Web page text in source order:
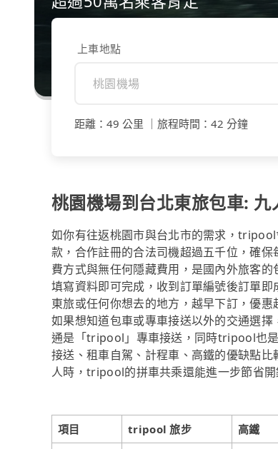
上車地點
距離 ： 49 公里 旅程時間 ： 42 分鐘
桃園機場到台北東旅包車:
如你有往返桃園市與台北市的需求，
款，合作註冊的合法司機超過五千位，確
費方式與無任何隱藏費用，是國內外旅客
填寫資料即可完成，收到訂單編號後訂單
東旅或任何你想去的地方，越早下訂，優惠
如果想知道包車或專車接送以外的交通選
通是「tripool」專車接送，同時tripool也
接送、租車自駕、計程車、高鐵的優缺點
人時，tripool的拼車共乘還能進一步節省
項目 tripool 旅步 高鐵